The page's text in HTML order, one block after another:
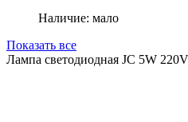
Наличие: мало
Показать все
Лампа светодиодная JC 5W